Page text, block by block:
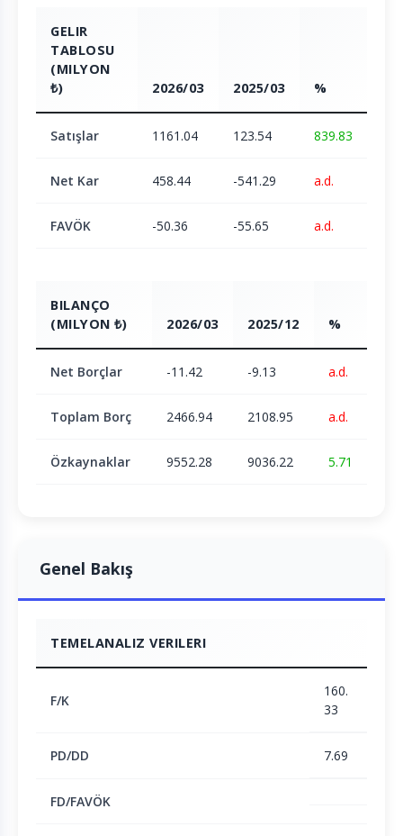
GELIR
TABLOSU
(MILYON
₺)
2026/03 2025/03 %
Satışlar 1161.04 123.54 839.83
Net Kar 458.44 -541.29 a.d.
FAVÖK -50.36 -55.65 a.d.
BILANÇO
(MILYON ₺)
2026/03 2025/12 %
Net Borçlar -11.42 -9.13 a.d.
Toplam Borç 2466.94 2108.95 a.d.
Özkaynaklar 9552.28 9036.22 5.71
Genel Bakış
TEMELANALIZ VERILERI
F/K
160.
33
PD/DD 7.69
FD/FAVÖK